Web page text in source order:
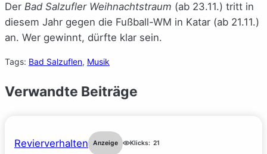
Der Bad Salzufler Weihnachtstraum (ab 23.11.) tritt in
diesem Jahr gegen die Fußball-WM in Katar (ab 21.11.)
an. Wer gewinnt, dürfte klar sein.
Tags: Bad Salzuflen, Musik
Verwandte Beiträge
Revierverhalten Anzeige Klicks: 21